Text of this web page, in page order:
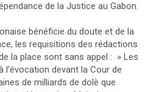
de la Justice au Gabon.
bénéficie du doute et de la
les requisitions des rédactions
la place sont sans appel : » Les
l’évocation devant la Cour de
de milliards de dolè que